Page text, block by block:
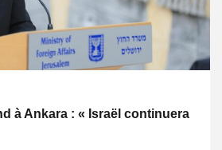
à Ankara : « Israël continuera